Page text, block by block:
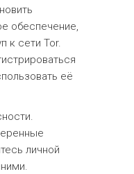
обеспечение,
к сети Tor.
её
личной